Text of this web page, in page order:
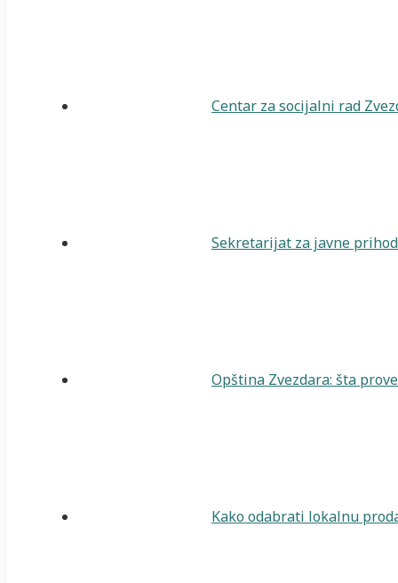
Centar za socijalni rad
Sekretarijat za javne
Opština Zvezdara: šta
Kako odabrati lokalnu